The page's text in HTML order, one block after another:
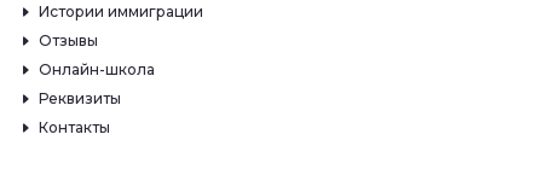
Истории иммиграции
Отзывы
Онлайн-школа
Реквизиты
Контакты